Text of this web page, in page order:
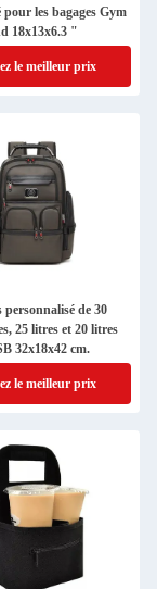
pour les bagages Gym
18x13x6.3 "
le meilleur prix
personnalisé de 30
25 litres et 20 litres
32x18x42 cm.
le meilleur prix